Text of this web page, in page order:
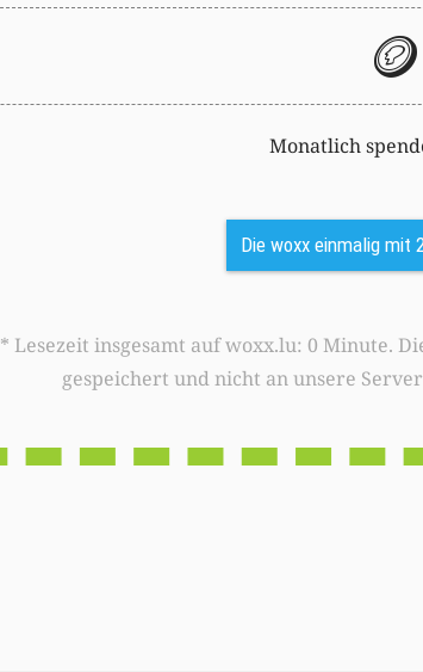
🪙
Monatlich
Die woxx einmalig mit
* Lesezeit insgesamt auf woxx.lu: 0 Minute. Diese Daten werden nur in Ihrem Browser
gespeichert und nicht an unsere